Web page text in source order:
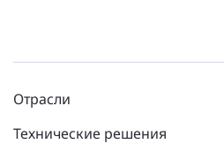
Отрасли
Технические решения